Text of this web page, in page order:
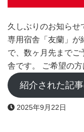
久しぶりのお知らせ
専用宿舎「友蘭」が
で、数ヶ月先までご
舎です。 ご希望の
紹介された記
2025年9月22日